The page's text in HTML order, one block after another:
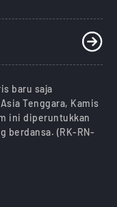
baru saja
Tenggara, Kamis
ini diperuntukkan
berdansa. (RK-RN-